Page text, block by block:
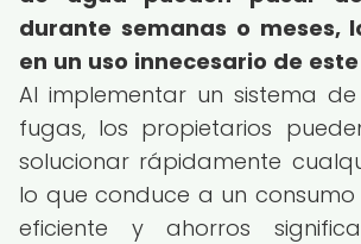
durante semanas o meses,
en un uso innecesario de
Al implementar un sistema
fugas, los propietarios
solucionar rápidamente
lo que conduce a un
eficiente y ahorros